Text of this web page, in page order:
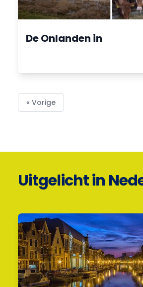
De Onlanden in
« Vorige
Uitgelicht in